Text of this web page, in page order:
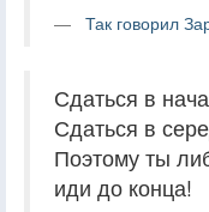
Так говорил
Сдаться в
Сдаться в
Поэтому ты
иди до конца!